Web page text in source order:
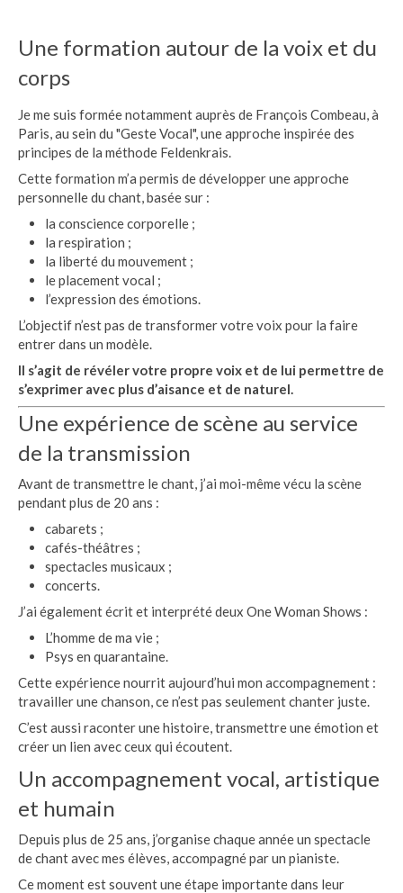
Une formation autour de la voix et du
corps
Je me suis formée notamment auprès de François Combeau, à
Paris, au sein du "Geste Vocal", une approche inspirée des
principes de la méthode Feldenkrais.
Cette formation m’a permis de développer une approche
personnelle du chant, basée sur :
la conscience corporelle ;
la respiration ;
la liberté du mouvement ;
le placement vocal ;
l’expression des émotions.
L’objectif n’est pas de transformer votre voix pour la faire
entrer dans un modèle.
Il s’agit de révéler votre propre voix et de lui permettre de
s’exprimer avec plus d’aisance et de naturel.
Une expérience de scène au service
de la transmission
Avant de transmettre le chant, j’ai moi-même vécu la scène
pendant plus de 20 ans :
cabarets ;
cafés-théâtres ;
spectacles musicaux ;
concerts.
J’ai également écrit et interprété deux One Woman Shows :
L’homme de ma vie ;
Psys en quarantaine.
Cette expérience nourrit aujourd’hui mon accompagnement :
travailler une chanson, ce n’est pas seulement chanter juste.
C’est aussi raconter une histoire, transmettre une émotion et
créer un lien avec ceux qui écoutent.
Un accompagnement vocal, artistique
et humain
Depuis plus de 25 ans, j’organise chaque année un spectacle
de chant avec mes élèves, accompagné par un pianiste.
Ce moment est souvent une étape importante dans leur